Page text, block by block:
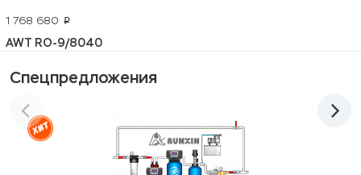
1 768 680 p
AWT RO-9/8040
Спецпредложения